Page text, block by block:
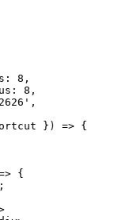
: 8 ,
: 8 ,
,
} ) => {
{
;